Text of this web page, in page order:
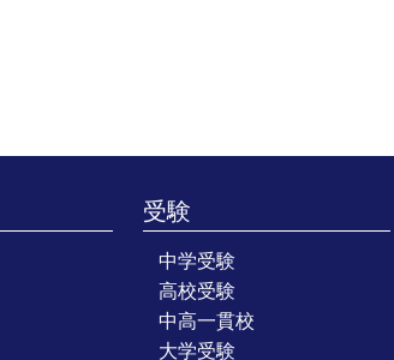
受験
中学受験
高校受験
中高一貫校
大学受験